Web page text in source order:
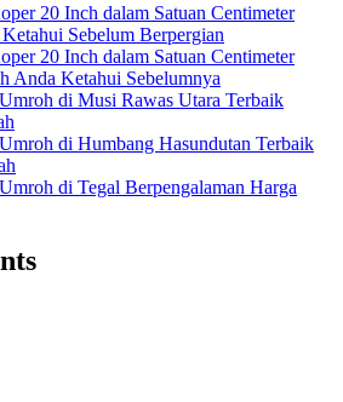
20 Inch dalam Satuan Centimeter
Sebelum Berpergian
20 Inch dalam Satuan Centimeter
Anda Ketahui Sebelumnya
di Musi Rawas Utara Terbaik
di Humbang Hasundutan Terbaik
di Tegal Berpengalaman Harga